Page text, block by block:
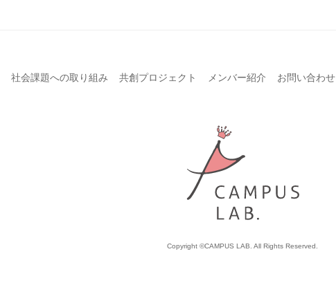
社会課題への取り組み 共創プロジェクト メンバー紹介 お問い合わせ
Copyright ©CAMPUS LAB. All Rights Reserved.